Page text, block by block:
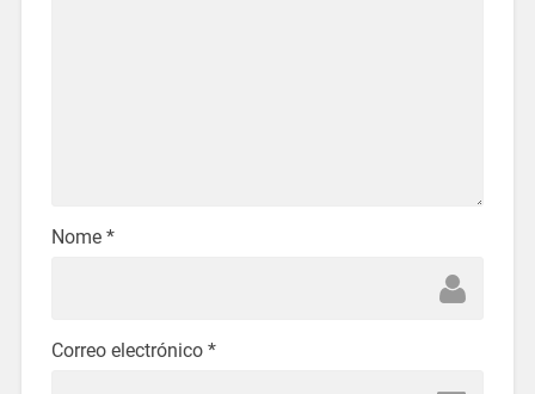
Nome *
Correo electrónico *